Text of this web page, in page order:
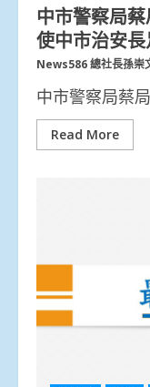
中市警察局
使中市治安
News586 總社長孫崇
中市警察局蔡
Read More